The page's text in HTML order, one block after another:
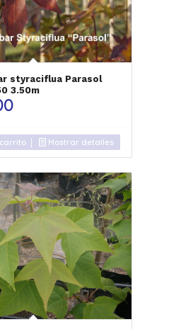
styraciflua Parasol
3.50m
Mostrar detalles